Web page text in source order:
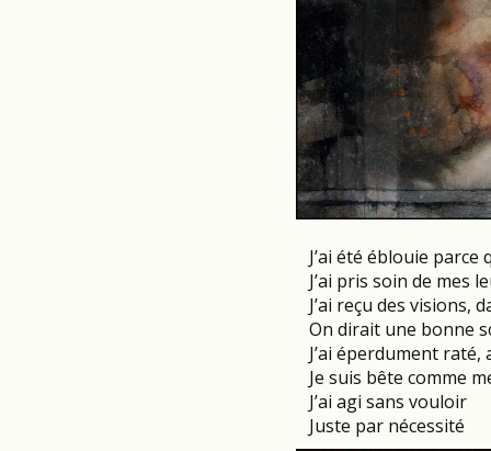
J’ai été éblouie parce
J’ai pris soin de mes
J’ai reçu des visions,
On dirait une bonne
J’ai éperdument
Je suis bête comme
J’ai agi sans vouloir
Juste par nécessité